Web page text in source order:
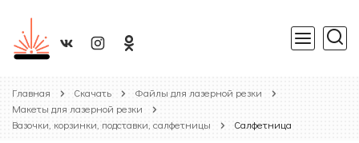
Главная Скачать
Файлы для лазерной резки
Макеты для лазерной резки
Вазочки, корзинки, подставки, салфетницы
Салфетница